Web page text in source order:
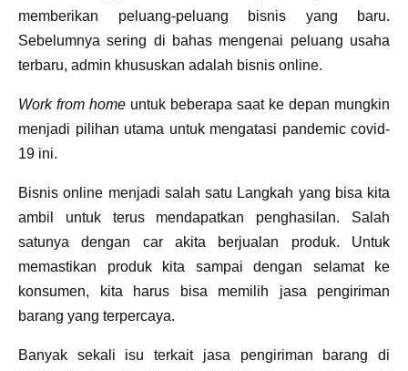
memberikan peluang-peluang bisnis yang baru.
Sebelumnya sering di bahas mengenai peluang usaha
terbaru, admin khususkan adalah bisnis online.
Work from home untuk beberapa saat ke depan mungkin
menjadi pilihan utama untuk mengatasi pandemic covid-
19 ini.
Bisnis online menjadi salah satu Langkah yang bisa kita
ambil untuk terus mendapatkan penghasilan. Salah
satunya dengan car akita berjualan produk. Untuk
memastikan produk kita sampai dengan selamat ke
konsumen, kita harus bisa memilih jasa pengiriman
barang yang terpercaya.
Banyak sekali isu terkait jasa pengiriman barang di